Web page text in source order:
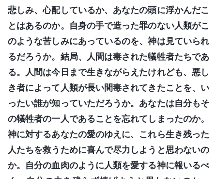
悲しみ、心配しているか、あなたの頭に浮かんだこ
とはあるのか。自身の手で造った罪のない人類がこ
のような苦しみにあっているのを、神は見ていられ
るだろうか。結局、人間は毒された犠牲者たちであ
る。人間は今日まで生きながらえたけれども、悪し
き者によって人類が長い間毒されてきたことを、い
ったい誰が知っていただろうか。あなたは自分もそ
の犠牲者の一人であることを忘れてしまったのか。
神に対するあなたの愛のゆえに、これら生き残った
人たちを救うために喜んで尽力しようと思わないの
か。自分の血肉のように人類を愛する神に報いるべ